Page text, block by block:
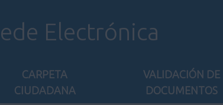
Electrónica
CARPETA
CIUDADANA
VALIDACIÓN DE
DOCUMENTOS